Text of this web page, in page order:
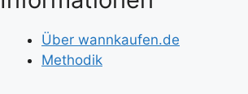
Über wannkaufen.de
Methodik